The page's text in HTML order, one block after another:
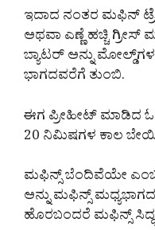
ಇದಾದ ನಂತರ ಮಫಿನ್
ಅಥವಾ ಎಣ್ಣೆ ಹಚ್ಚಿ
ಬ್ಯಾಟರ್ ಅನ್ನು
ಭಾಗದವರೆಗೆ ತುಂಬಿ.
ಈಗ ಪ್ರೀಹೀಟ್ ಮಾಡಿದ
20 ನಿಮಿಷಗಳ ಕಾಲ
ಮಫಿನ್ಸ್ ಬೆಂದಿವೆಯೇ
ಅನ್ನು ಮಫಿನ್ಸ್
ಹೊರಬಂದರೆ ಮಫಿನ್ಸ್